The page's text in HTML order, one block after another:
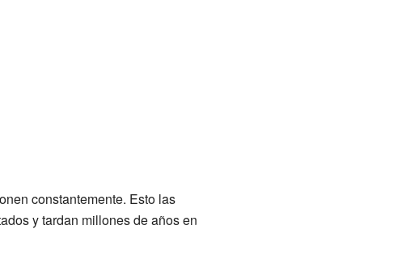
constantemente. Esto las
y tardan millones de años en